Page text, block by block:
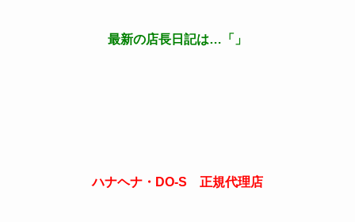
最新の店長日記は…「」
ハナヘナ・DO-S 正規代理店